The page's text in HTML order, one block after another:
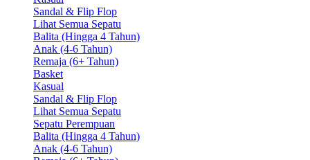
Sandal & Flip Flop
Lihat Semua Sepatu
Balita (Hingga 4 Tahun)
Anak (4-6 Tahun)
Remaja (6+ Tahun)
Basket
Kasual
Sandal & Flip Flop
Lihat Semua Sepatu
Sepatu Perempuan
Balita (Hingga 4 Tahun)
Anak (4-6 Tahun)